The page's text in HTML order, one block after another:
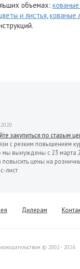
объемах:
и листья,кованые
закупиться по старым
с резким повышением
мы вынуждены с 23 марта
повысить цены на
лист
Дилерам
© 2002 - 2026